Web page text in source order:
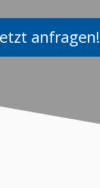
anfragen!